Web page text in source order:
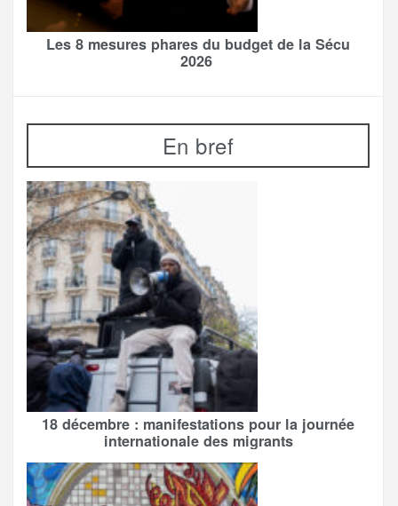
Les 8 mesures phares du budget de la Sécu
2026
En bref
18 décembre : manifestations pour la journée
internationale des migrants